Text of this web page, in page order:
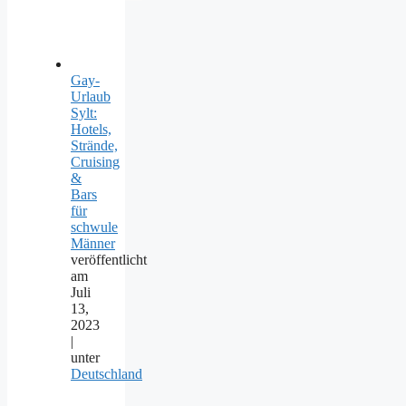
Gay-
Urlaub
Sylt:
Hotels,
Strände,
Cruising
&
Bars
für
schwule
Männer
veröffentlicht
am
Juli
13,
2023
|
unter
Deutschland